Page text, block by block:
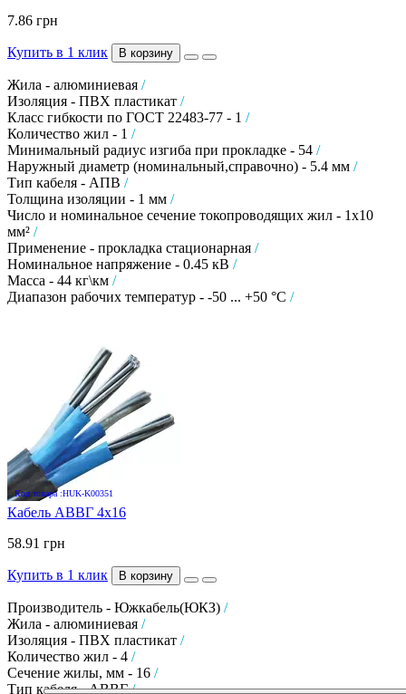
7.86 грн
Купить в 1 клик В корзину
Жила - алюминиевая /
Изоляция - ПВХ пластикат /
Класс гибкости по ГОСТ 22483-77 - 1 /
Количество жил - 1 /
Минимальный радиус изгиба при прокладке - 54 /
Наружный диаметр (номинальный,справочно) - 5.4 мм /
Тип кабеля - АПВ /
Толщина изоляции - 1 мм /
Число и номинальное сечение токопроводящих жил - 1х10
мм² /
Применение - прокладка стационарная /
Номинальное напряжение - 0.45 кВ /
Масса - 44 кг\км /
Диапазон рабочих температур - -50 ... +50 °C /
Код товара :HUK-K00351
Кабель АВВГ 4х16
58.91 грн
Купить в 1 клик В корзину
Производитель - Южкабель(ЮКЗ) /
Жила - алюминиевая /
Изоляция - ПВХ пластикат /
Количество жил - 4 /
Сечение жилы, мм - 16 /
Тип кабеля - АВВГ/